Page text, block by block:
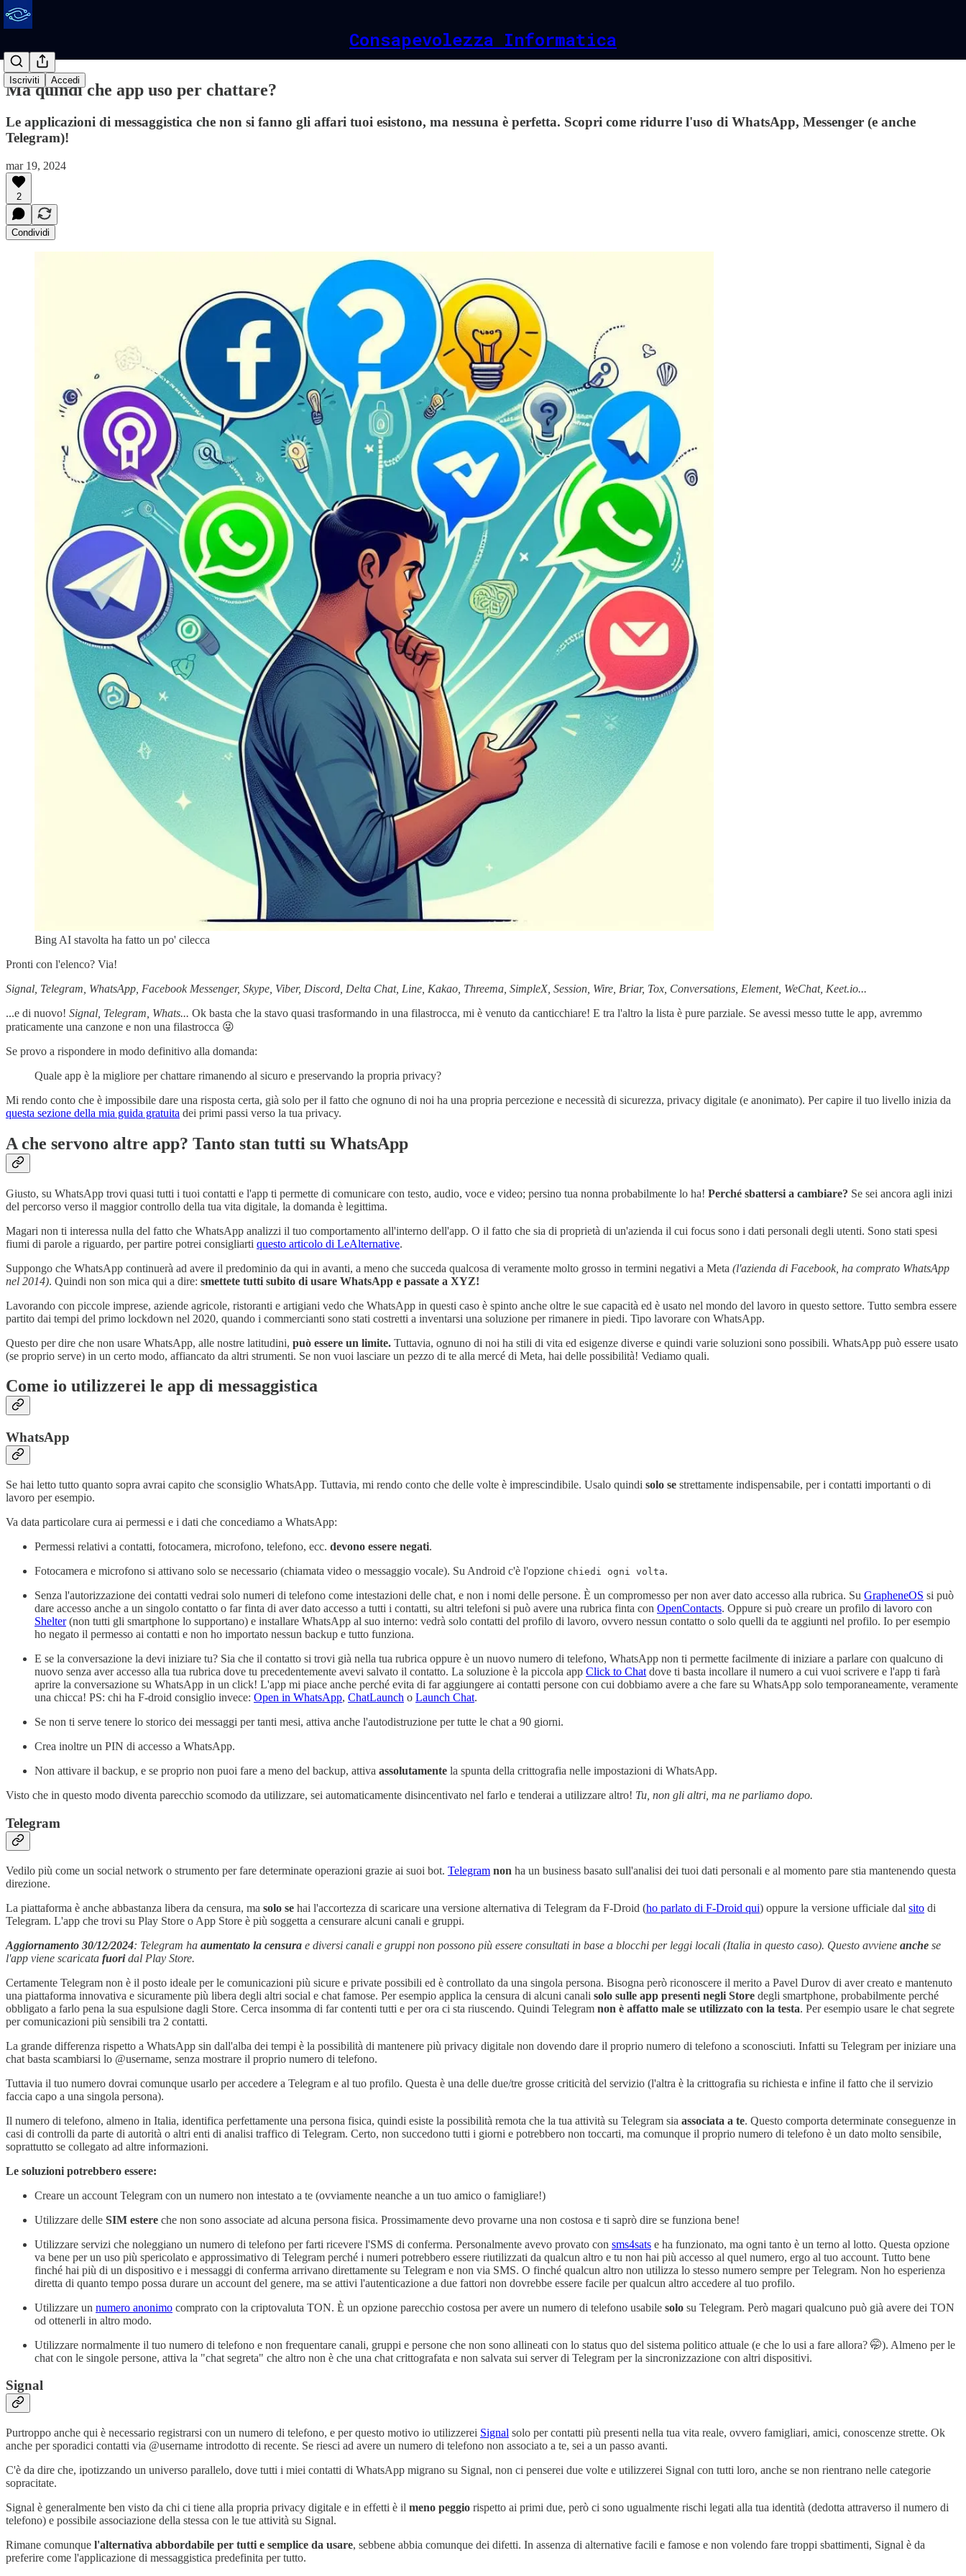
Consapevolezza Informatica
Iscriviti Accedi
Ma quindi che app uso per chattare?
Le applicazioni di messaggistica che non si fanno gli affari tuoi esistono, ma nessuna è perfetta. Scopri come ridurre l'uso di WhatsApp, Messenger (e anche
Telegram)!
mar 19, 2024
2
Condividi
Bing AI stavolta ha fatto un po' cilecca
Pronti con l'elenco? Via!
Signal, Telegram, WhatsApp, Facebook Messenger, Skype, Viber, Discord, Delta Chat, Line, Kakao, Threema, SimpleX, Session, Wire, Briar, Tox, Conversations, Element, WeChat, Keet.io...
...e di nuovo! Signal, Telegram, Whats... Ok basta che la stavo quasi trasformando in una filastrocca, mi è venuto da canticchiare! E tra l'altro la lista è pure parziale. Se avessi messo tutte le app, avremmo
praticamente una canzone e non una filastrocca 😜
Se provo a rispondere in modo definitivo alla domanda:
Quale app è la migliore per chattare rimanendo al sicuro e preservando la propria privacy?
Mi rendo conto che è impossibile dare una risposta certa, già solo per il fatto che ognuno di noi ha una propria percezione e necessità di sicurezza, privacy digitale (e anonimato). Per capire il tuo livello inizia da
questa sezione della mia guida gratuita dei primi passi verso la tua privacy.
A che servono altre app? Tanto stan tutti su WhatsApp
Giusto, su WhatsApp trovi quasi tutti i tuoi contatti e l'app ti permette di comunicare con testo, audio, voce e video; persino tua nonna probabilmente lo ha! Perché sbattersi a cambiare? Se sei ancora agli inizi
del percorso verso il maggior controllo della tua vita digitale, la domanda è legittima.
Magari non ti interessa nulla del fatto che WhatsApp analizzi il tuo comportamento all'interno dell'app. O il fatto che sia di proprietà di un'azienda il cui focus sono i dati personali degli utenti. Sono stati spesi
fiumi di parole a riguardo, per partire potrei consigliarti questo articolo di LeAlternative.
Suppongo che WhatsApp continuerà ad avere il predominio da qui in avanti, a meno che succeda qualcosa di veramente molto grosso in termini negativi a Meta (l'azienda di Facebook, ha comprato WhatsApp
nel 2014). Quindi non son mica qui a dire: smettete tutti subito di usare WhatsApp e passate a XYZ!
Lavorando con piccole imprese, aziende agricole, ristoranti e artigiani vedo che WhatsApp in questi caso è spinto anche oltre le sue capacità ed è usato nel mondo del lavoro in questo settore. Tutto sembra essere
partito dai tempi del primo lockdown nel 2020, quando i commercianti sono stati costretti a inventarsi una soluzione per rimanere in piedi. Tipo lavorare con WhatsApp.
Questo per dire che non usare WhatsApp, alle nostre latitudini, può essere un limite. Tuttavia, ognuno di noi ha stili di vita ed esigenze diverse e quindi varie soluzioni sono possibili. WhatsApp può essere usato
(se proprio serve) in un certo modo, affiancato da altri strumenti. Se non vuoi lasciare un pezzo di te alla mercé di Meta, hai delle possibilità! Vediamo quali.
Come io utilizzerei le app di messaggistica
WhatsApp
Se hai letto tutto quanto sopra avrai capito che sconsiglio WhatsApp. Tuttavia, mi rendo conto che delle volte è imprescindibile. Usalo quindi solo se strettamente indispensabile, per i contatti importanti o di
lavoro per esempio.
Va data particolare cura ai permessi e i dati che concediamo a WhatsApp:
Permessi relativi a contatti, fotocamera, microfono, telefono, ecc. devono essere negati.
Fotocamera e microfono si attivano solo se necessario (chiamata video o messaggio vocale). Su Android c'è l'opzione chiedi ogni volta.
Senza l'autorizzazione dei contatti vedrai solo numeri di telefono come intestazioni delle chat, e non i nomi delle persone. È un compromesso per non aver dato accesso alla rubrica. Su GrapheneOS si può
dare accesso anche a un singolo contatto o far finta di aver dato accesso a tutti i contatti, su altri telefoni si può avere una rubrica finta con OpenContacts. Oppure si può creare un profilo di lavoro con
Shelter(non tutti gli smartphone lo supportano) e installare WhatsApp al suo interno: vedrà solo contatti del profilo di lavoro, ovvero nessun contatto o solo quelli da te aggiunti nel profilo. Io per esempio
ho negato il permesso ai contatti e non ho importato nessun backup e tutto funziona.
E se la conversazione la devi iniziare tu? Sia che il contatto si trovi già nella tua rubrica oppure è un nuovo numero di telefono, WhatsApp non ti permette facilmente di iniziare a parlare con qualcuno di
nuovo senza aver accesso alla tua rubrica dove tu precedentemente avevi salvato il contatto. La soluzione è la piccola app Click to Chat dove ti basta incollare il numero a cui vuoi scrivere e l'app ti farà
aprire la conversazione su WhatsApp in un click! L'app mi piace anche perché evita di far aggiungere ai contatti persone con cui dobbiamo avere a che fare su WhatsApp solo temporaneamente, veramente
una chicca! PS: chi ha F-droid consiglio invece: Open in WhatsApp, ChatLaunch o Launch Chat.
Se non ti serve tenere lo storico dei messaggi per tanti mesi, attiva anche l'autodistruzione per tutte le chat a 90 giorni.
Crea inoltre un PIN di accesso a WhatsApp.
Non attivare il backup, e se proprio non puoi fare a meno del backup, attiva assolutamente la spunta della crittografia nelle impostazioni di WhatsApp.
Visto che in questo modo diventa parecchio scomodo da utilizzare, sei automaticamente disincentivato nel farlo e tenderai a utilizzare altro! Tu, non gli altri, ma ne parliamo dopo.
Telegram
Vedilo più come un social network o strumento per fare determinate operazioni grazie ai suoi bot. Telegram non ha un business basato sull'analisi dei tuoi dati personali e al momento pare stia mantenendo questa
direzione.
La piattaforma è anche abbastanza libera da censura, ma solo se hai l'accortezza di scaricare una versione alternativa di Telegram da F-Droid (ho parlato di F-Droid qui) oppure la versione ufficiale dal sito di
Telegram. L'app che trovi su Play Store o App Store è più soggetta a censurare alcuni canali e gruppi.
Aggiornamento 30/12/2024: Telegram ha aumentato la censura e diversi canali e gruppi non possono più essere consultati in base a blocchi per leggi locali (Italia in questo caso). Questo avviene anche se
l'app viene scaricata fuoridal Play Store.
Certamente Telegram non è il posto ideale per le comunicazioni più sicure e private possibili ed è controllato da una singola persona. Bisogna però riconoscere il merito a Pavel Durov di aver creato e mantenuto
una piattaforma innovativa e sicuramente più libera degli altri social e chat famose. Per esempio applica la censura di alcuni canali solo sulle app presenti negli Store degli smartphone, probabilmente perché
obbligato a farlo pena la sua espulsione dagli Store. Cerca insomma di far contenti tutti e per ora ci sta riuscendo. Quindi Telegram non è affatto male se utilizzato con la testa. Per esempio usare le chat segrete
per comunicazioni più sensibili tra 2 contatti.
La grande differenza rispetto a WhatsApp sin dall'alba dei tempi è la possibilità di mantenere più privacy digitale non dovendo dare il proprio numero di telefono a sconosciuti. Infatti su Telegram per iniziare una
chat basta scambiarsi lo @username, senza mostrare il proprio numero di telefono.
Tuttavia il tuo numero dovrai comunque usarlo per accedere a Telegram e al tuo profilo. Questa è una delle due/tre grosse criticità del servizio (l'altra è la crittografia su richiesta e infine il fatto che il servizio
faccia capo a una singola persona).
Il numero di telefono, almeno in Italia, identifica perfettamente una persona fisica, quindi esiste la possibilità remota che la tua attività su Telegram sia associata a te. Questo comporta determinate conseguenze in
casi di controlli da parte di autorità o altri enti di analisi traffico di Telegram. Certo, non succedono tutti i giorni e potrebbero non toccarti, ma comunque il proprio numero di telefono è un dato molto sensibile,
soprattutto se collegato ad altre informazioni.
Le soluzioni potrebbero essere:
Creare un account Telegram con un numero non intestato a te (ovviamente neanche a un tuo amico o famigliare!)
Utilizzare delle SIM estere che non sono associate ad alcuna persona fisica. Prossimamente devo provarne una non costosa e ti saprò dire se funziona bene!
Utilizzare servizi che noleggiano un numero di telefono per farti ricevere l'SMS di conferma. Personalmente avevo provato con sms4sats e ha funzionato, ma ogni tanto è un terno al lotto. Questa opzione
va bene per un uso più spericolato e approssimativo di Telegram perché i numeri potrebbero essere riutilizzati da qualcun altro e tu non hai più accesso al quel numero, ergo al tuo account. Tutto bene
finché hai più di un dispositivo e i messaggi di conferma arrivano direttamente su Telegram e non via SMS. O finché qualcun altro non utilizza lo stesso numero sempre per Telegram. Non ho esperienza
diretta di quanto tempo possa durare un account del genere, ma se attivi l'autenticazione a due fattori non dovrebbe essere facile per qualcun altro accedere al tuo profilo.
Utilizzare un numero anonimo comprato con la criptovaluta TON. È un opzione parecchio costosa per avere un numero di telefono usabile solo su Telegram. Però magari qualcuno può già avere dei TON
od ottenerli in altro modo.
Utilizzare normalmente il tuo numero di telefono e non frequentare canali, gruppi e persone che non sono allineati con lo status quo del sistema politico attuale (e che lo usi a fare allora? 🤭). Almeno per le
chat con le singole persone, attiva la "chat segreta" che altro non è che una chat crittografata e non salvata sui server di Telegram per la sincronizzazione con altri dispositivi.
Signal
Purtroppo anche qui è necessario registrarsi con un numero di telefono, e per questo motivo io utilizzerei Signal solo per contatti più presenti nella tua vita reale, ovvero famigliari, amici, conoscenze strette. Ok
anche per sporadici contatti via @username introdotto di recente. Se riesci ad avere un numero di telefono non associato a te, sei a un passo avanti.
C'è da dire che, ipotizzando un universo parallelo, dove tutti i miei contatti di WhatsApp migrano su Signal, non ci penserei due volte e utilizzerei Signal con tutti loro, anche se non rientrano nelle categorie
sopracitate.
Signal è generalmente ben visto da chi ci tiene alla propria privacy digitale e in effetti è il meno peggio rispetto ai primi due, però ci sono ugualmente rischi legati alla tua identità (dedotta attraverso il numero di
telefono) e possibile associazione della stessa con le tue attività su Signal.
Rimane comunque l'alternativa abbordabile per tutti e semplice da usare, sebbene abbia comunque dei difetti. In assenza di alternative facili e famose e non volendo fare troppi sbattimenti, Signal è da
preferire come l'applicazione di messaggistica predefinita per tutto.